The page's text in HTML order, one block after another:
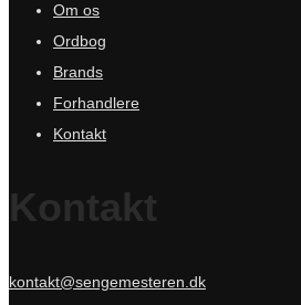
Om os
Ordbog
Brands
Forhandlere
Kontakt
Kontakt
kontakt@sengemesteren.dk